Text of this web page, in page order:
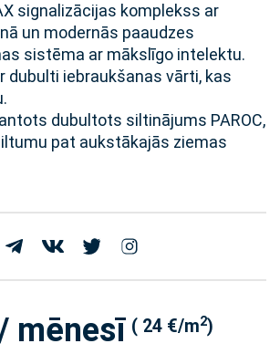
signalizācijas komplekss ar
un modernās paaudzes
sistēma ar mākslīgo intelektu.
dubulti iebraukšanas vārti, kas
dubultots siltinājums PAROC,
pat aukstākajās ziemas
mēnesī ( 24 €/m2)